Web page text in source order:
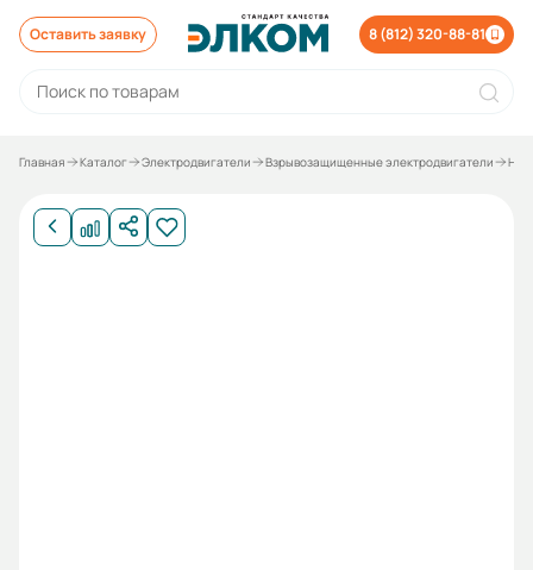
Оставить заявку 8 (812) 320-88-81
Главная Каталог Электродвигатели Взрывозащищенные электродвигатели